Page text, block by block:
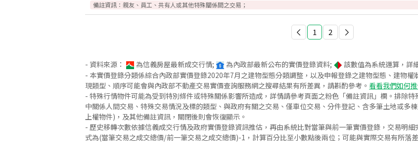
備註資訊： 親友、員工、共有人或其他特殊關係間之交易；
1 2
- 資料來源： 為信義房屋最新成交行情; 為內政部最新公布的實價登錄資料; 該數值為系統運算，詳
- 本實價登錄分類係綜合內政部實價登錄2020年7月之建物型態分類調整，以及申報登錄之建物型態、建物
現類型、順序可能會與內政部不動產交易實價查詢服務網之搜尋結果有所差異，請斟酌參考。 看看我們如何
- 特殊行情物件可能為受到特別條件或特殊關係影響所造成，詳情請參考頁面之粉色「備註資訊」欄。排除
中關係人間交易、特殊交易情況及標的類型、與政府有關之交易、僅車位交易、分件登記、含多筆土地或多
上權物件)，及其他備註資訊，關閉後則會恢復顯示。
- 歷史移轉次數依據信義成交行情及政府實價登錄資訊推估，再由系統比對當筆與前一筆實價登錄，交易明
式為(當筆交易之成交總價/前一筆交易之成交總價)-1，計算百分比至小數點後兩位；可能與實際交易有所落